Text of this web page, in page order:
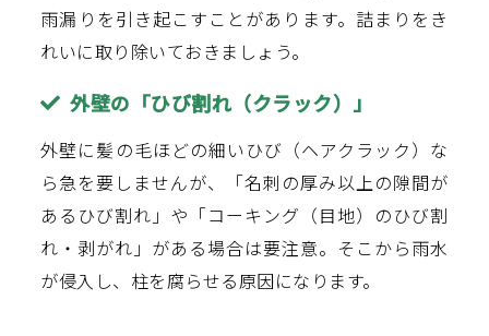
雨漏りを引き起こすことがあります。詰まりをき
れいに取り除いておきましょう。
外壁の「ひび割れ（クラック）」
外壁に髪の毛ほどの細いひび（ヘアクラック）な
ら急を要しませんが、「名刺の厚み以上の隙間が
あるひび割れ」や「コーキング（目地）のひび割
れ・剥がれ」がある場合は要注意。そこから雨水
が侵入し、柱を腐らせる原因になります。